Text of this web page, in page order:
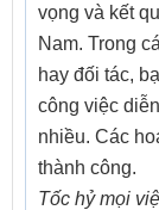
vọng và kết
Nam. Trong
hay đối tác,
công việc
nhiều. Các
thành công.
Tốc hỷ mọi